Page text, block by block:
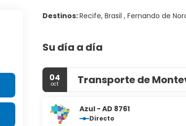
Destinos:Recife, Brasil , Fernando de
Su día a día
04
oct Transporte de
Azul - AD 8761
Directo